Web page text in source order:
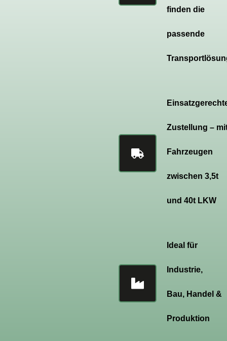
finden die
passende
Zustellung –
Fahrzeugen
zwischen 3,5t
und 40t LKW
Ideal für
Industrie,
Bau, Handel &
Produktion